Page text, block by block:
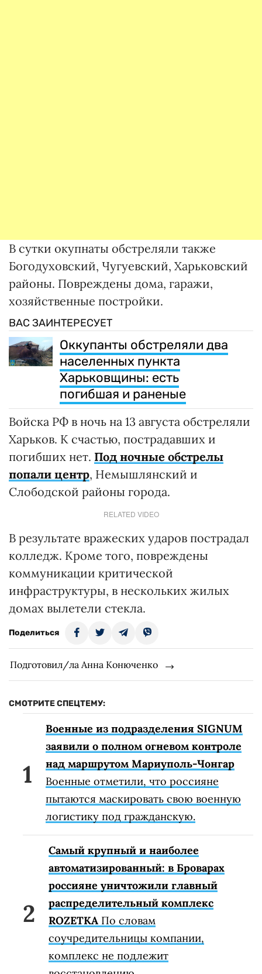
В сутки окупнаты обстреляли также
Богодуховский, Чугуевский, Харьковский
районы. Повреждены дома, гаражи,
хозяйственные постройки.
ВАС ЗАИНТЕРЕСУЕТ
Оккупанты обстреляли два
населенных пункта
Харьковщины: есть
погибшая и раненые
Войска РФ в ночь на 13 августа обстреляли
Харьков. К счастью, пострадавших и
погибших нет. Под ночные обстрелы
попали центр, Немышлянский и
Слободской районы города.
RELATED VIDEO
В результате вражеских ударов пострадал
колледж. Кроме того, повреждены
коммуникации критической
инфраструктуры, в нескольких жилых
домах вылетели стекла.
Поделиться
Подготовил/ла Анна Конюченко
СМОТРИТЕ СПЕЦТЕМУ:
Военные из подразделения SIGNUM
заявили о полном огневом контроле
над маршрутом Мариуполь-Чонгар
Военные отметили, что россияне
пытаются маскировать свою военную
логистику под гражданскую.
Самый крупный и наиболее
автоматизированный: в Броварах
россияне уничтожили главный
распределительный комплекс
ROZETKA По словам
соучредительницы компании,
комплекс не подлежит